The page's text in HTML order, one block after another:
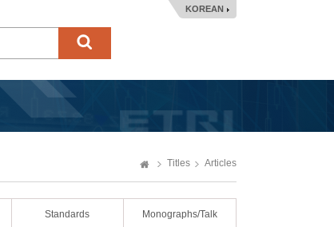
KOREAN
Titles Articles
Standards Monographs/Talk